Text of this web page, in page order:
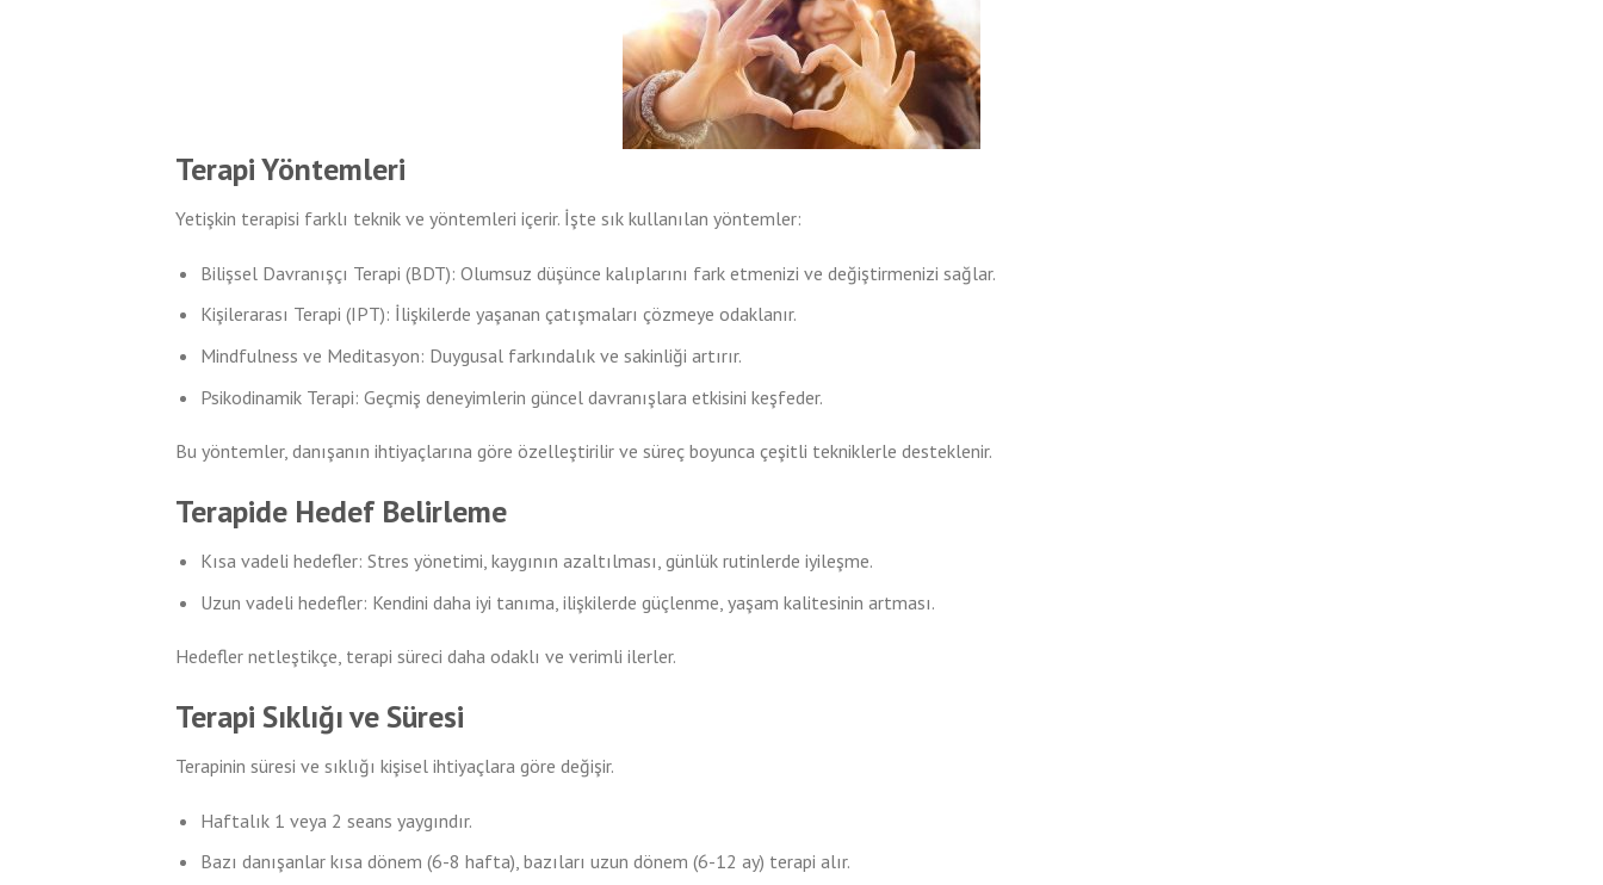
Terapi Yöntemleri
Yetişkin terapisi farklı teknik ve yöntemleri içerir. İşte sık kullanılan yöntemler:
Bilişsel Davranışçı Terapi (BDT): Olumsuz düşünce kalıplarını fark etmenizi ve değiştirmenizi sağlar.
Kişilerarası Terapi (IPT): İlişkilerde yaşanan çatışmaları çözmeye odaklanır.
Mindfulness ve Meditasyon: Duygusal farkındalık ve sakinliği artırır.
Psikodinamik Terapi: Geçmiş deneyimlerin güncel davranışlara etkisini keşfeder.
Bu yöntemler, danışanın ihtiyaçlarına göre özelleştirilir ve süreç boyunca çeşitli tekniklerle desteklenir.
Terapide Hedef Belirleme
Kısa vadeli hedefler: Stres yönetimi, kaygının azaltılması, günlük rutinlerde iyileşme.
Uzun vadeli hedefler: Kendini daha iyi tanıma, ilişkilerde güçlenme, yaşam kalitesinin artması.
Hedefler netleştikçe, terapi süreci daha odaklı ve verimli ilerler.
Terapi Sıklığı ve Süresi
Terapinin süresi ve sıklığı kişisel ihtiyaçlara göre değişir.
Haftalık 1 veya 2 seans yaygındır.
Bazı danışanlar kısa dönem (6-8 hafta), bazıları uzun dönem (6-12 ay) terapi alır.